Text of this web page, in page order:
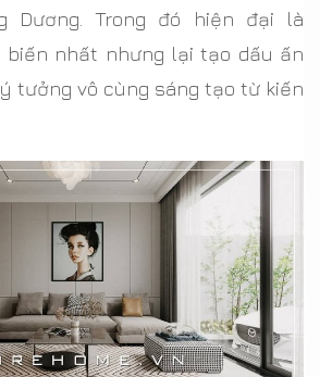
Dương. Trong đó hiện đại là
biến nhất nhưng lại tạo dấu ấn
tưởng vô cùng sáng tạo từ kiến